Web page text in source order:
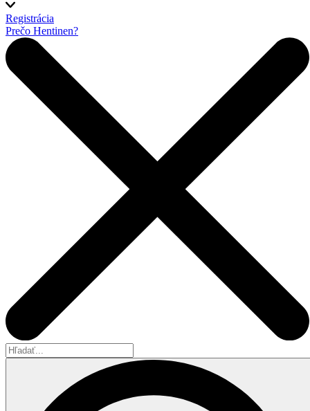
Registrácia
Prečo Hentinen?
Hľadať...